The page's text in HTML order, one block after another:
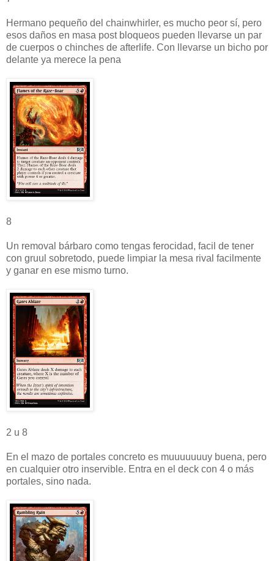
Hermano pequeño del chainwhirler, es mucho peor sí, pero
esos daños en masa post bloqueos pueden llevarse un par
de cuerpos o chinches de afterlife. Con llevarse un bicho por
delante ya merece la pena
8
Un removal bárbaro como tengas ferocidad, facil de tener
con gruul sobretodo, puede limpiar la mesa rival facilmente
y ganar en ese mismo turno.
2 u 8
En el mazo de portales concreto es muuuuuuuy buena, pero
en cualquier otro inservible. Entra en el deck con 4 o más
portales, sino nada.